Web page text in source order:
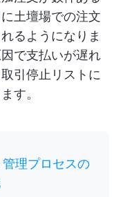
土壇場での注文
るようになりま
で支払いが遅れ
引停止リストに
す。
理プロセスの